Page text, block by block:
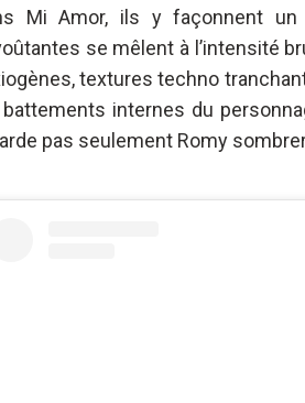
Mi Amor, ils y façonnent
se mêlent à l’intensité
textures techno
battements internes du
pas seulement Romy